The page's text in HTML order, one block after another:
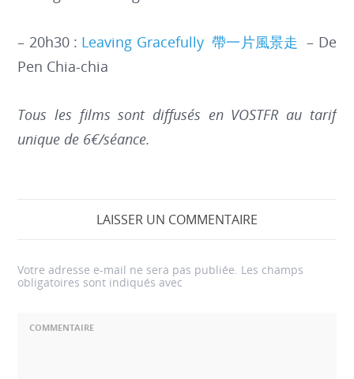
– 20h30 : Leaving Gracefully 帶一片風景走 – De
Pen Chia-chia
Tous les films sont diffusés en VOSTFR au tarif
unique de 6€/séance.
LAISSER UN COMMENTAIRE
Votre adresse e-mail ne sera pas publiée. Les champs
obligatoires sont indiqués avec
COMMENTAIRE